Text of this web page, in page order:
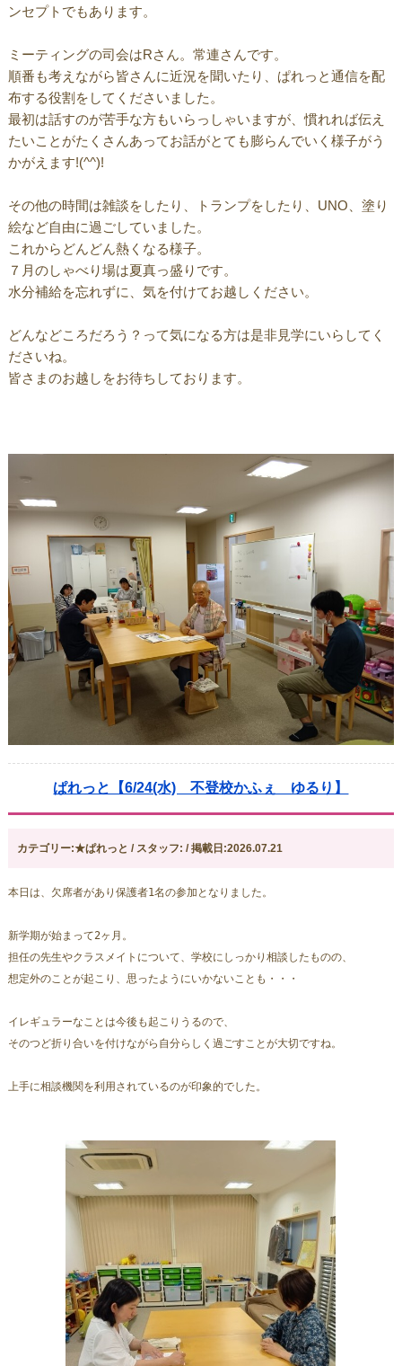
ンセプトでもあります。
ミーティングの司会はRさん。常連さんです。
順番も考えながら皆さんに近況を聞いたり、ぱれっと通信を配
布する役割をしてくださいました。
最初は話すのが苦手な方もいらっしゃいますが、慣れれば伝え
たいことがたくさんあってお話がとても膨らんでいく様子がう
かがえます!(^^)!
その他の時間は雑談をしたり、トランプをしたり、UNO、塗り
絵など自由に過ごしていました。
これからどんどん熱くなる様子。
７月のしゃべり場は夏真っ盛りです。
水分補給を忘れずに、気を付けてお越しください。
どんなどころだろう？って気になる方は是非見学にいらしてく
ださいね。
皆さまのお越しをお待ちしております。
ぱれっと【6/24(水) 不登校かふぇ ゆるり】
カテゴリー:★ぱれっと / スタッフ: / 掲載日:2026.07.21
本日は、欠席者があり保護者1名の参加となりました。
新学期が始まって2ヶ月。
担任の先生やクラスメイトについて、学校にしっかり相談したものの、
想定外のことが起こり、思ったようにいかないことも・・・
イレギュラーなことは今後も起こりうるので、
そのつど折り合いを付けながら自分らしく過ごすことが大切ですね。
上手に相談機関を利用されているのが印象的でした。